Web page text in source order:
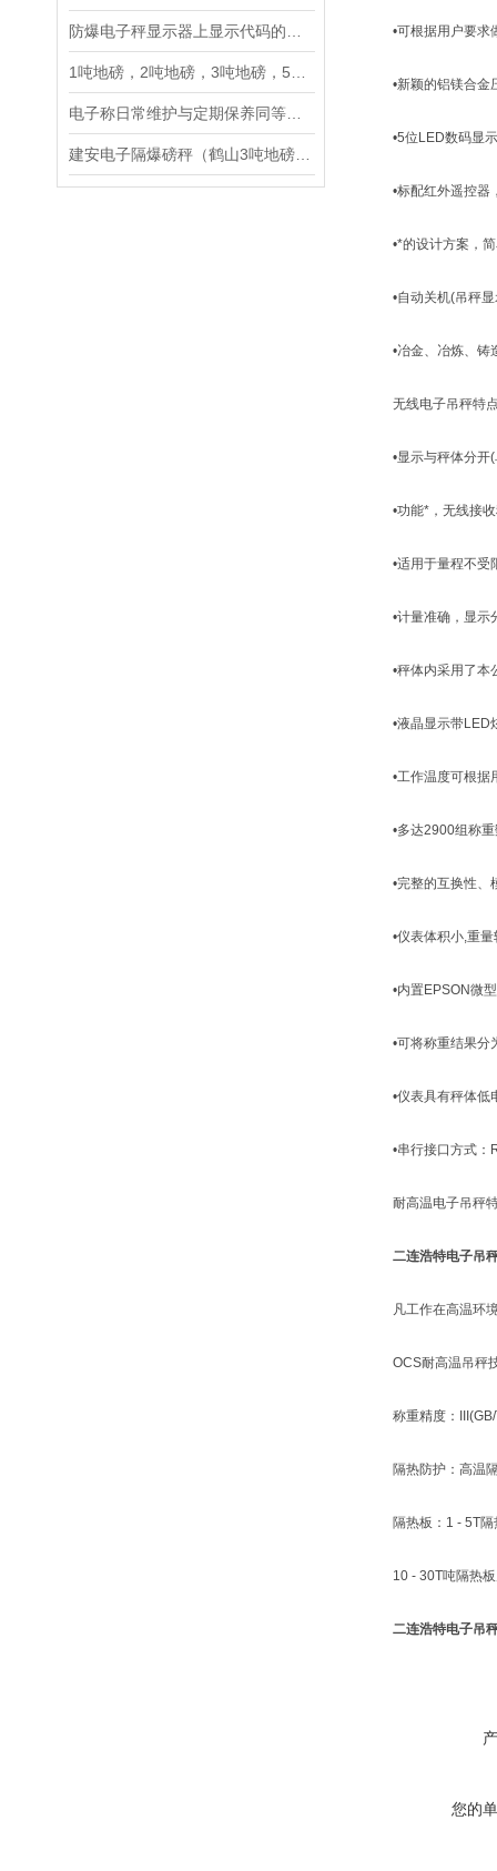
•可根据用户要求
•新颖的铝镁合金
•5位LED数码显示
•标配红外遥控器
•*的设计方案，简
•自动关机(吊秤显
•冶金、冶炼、铸
无线电子吊秤特
•显示与秤体分开(
•功能*，无线接收
•适用于量程不受
•计量准确，显示分
•秤体内采用了本
•液晶显示带LED炫
•工作温度可根据
•多达2900组称重
•完整的互换性、模
•仪表体积小,重量
•内置EPSON微型
•可将称重结果分为
•仪表具有秤体低电
•串行接口方式：
耐高温电子吊秤
二连浩特电子吊
凡工作在高温环境
OCS耐高温吊秤
称重精度：III(GB/
隔热防护：高温隔
隔热板：1 - 5T隔
10 - 30T吨隔热板
二连浩特电子吊
您的